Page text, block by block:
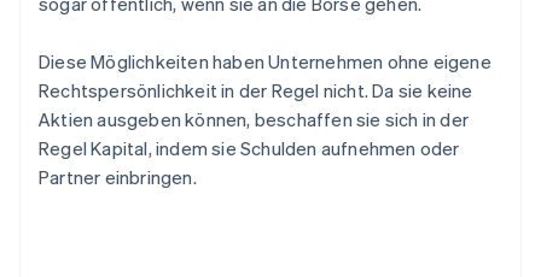
Diese Möglichkeiten haben Unternehmen ohne eigene
Rechtspersönlichkeit in der Regel nicht. Da sie keine
Aktien ausgeben können, beschaffen sie sich in der
Regel Kapital, indem sie Schulden aufnehmen oder
Partner einbringen.